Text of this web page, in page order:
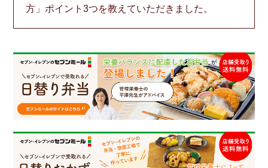
方」ポイント3つを教えていただきました。